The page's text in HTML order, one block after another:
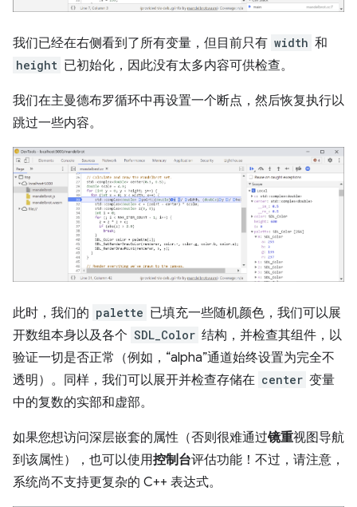
我们已经在右侧看到了所有变量，但目前只有 width 和
height 已初始化，因此没有太多内容可供检查。
我们在主曼德布罗循环中再设置一个断点，然后恢复执行以
跳过一些内容。
此时，我们的 palette 已填充一些随机颜色，我们可以展
开数组本身以及各个 SDL_Color 结构，并检查其组件，以
验证一切是否正常（例如，“alpha”通道始终设置为完全不
透明）。同样，我们可以展开并检查存储在 center 变量
中的复数的实部和虚部。
如果您想访问深层嵌套的属性（否则很难通过镜重视图导航
到该属性），也可以使用控制台评估功能！不过，请注意，
系统尚不支持更复杂的 C++ 表达式。